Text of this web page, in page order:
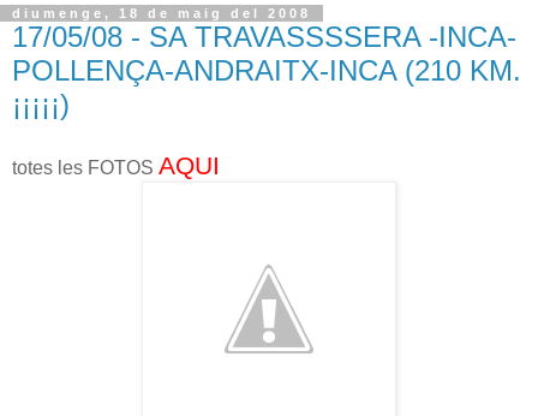
diumenge, 18 de maig del 2008
17/05/08 - SA TRAVASSSSERA -INCA-
POLLENÇA-ANDRAITX-INCA (210 KM.
¡¡¡¡¡)
totes les FOTOS AQUI